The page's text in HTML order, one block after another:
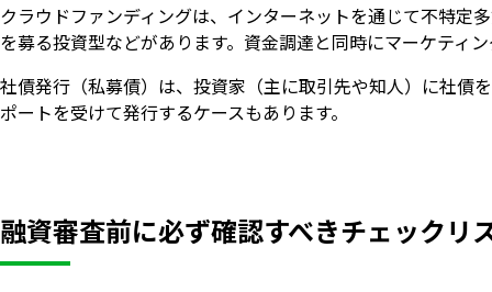
クラウドファンディングは、インターネットを通じて不特定
を募る投資型などがあります。資金調達と同時にマーケティ
社債発行（私募債）は、投資家（主に取引先や知人）に社債
ポートを受けて発行するケースもあります。
融資審査前に必ず確認すべきチェックリ